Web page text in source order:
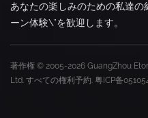
あなたの楽しみのための私達の
ーン体験\"を歓迎します。
著作権 © 2005-2026 GuangZhou
Ltd. すべての権利予約. 粤ICP备